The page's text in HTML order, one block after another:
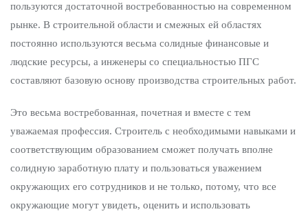
пользуются достаточной востребованностью на современном
рынке. В строительной области и смежных ей областях
постоянно используются весьма солидные финансовые и
людские ресурсы, а инженеры со специальностью ПГС
составляют базовую основу производства строительных работ.
Это весьма востребованная, почетная и вместе с тем
уважаемая профессия. Строитель с необходимыми навыками и
соответствующим образованием сможет получать вполне
солидную заработную плату и пользоваться уважением
окружающих его сотрудников и не только, потому, что все
окружающие могут увидеть, оценить и использовать